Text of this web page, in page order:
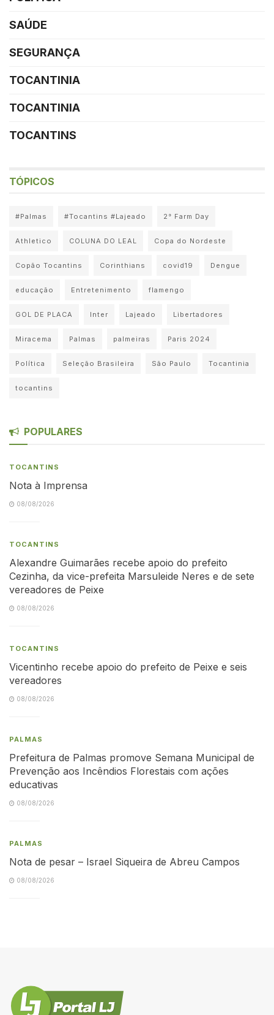
SAÚDE
SEGURANÇA
TOCANTINIA
TOCANTINIA
TOCANTINS
TÓPICOS
#Palmas #Tocantins #Lajeado 2° Farm Day
Athletico COLUNA DO LEAL Copa do Nordeste
Copão Tocantins Corinthians covid19 Dengue
educação Entretenimento flamengo
GOL DE PLACA Inter Lajeado Libertadores
Miracema Palmas palmeiras Paris 2024
Política Seleção Brasileira São Paulo Tocantinia
tocantins
POPULARES
TOCANTINS
Nota à Imprensa
08/08/2026
TOCANTINS
Alexandre Guimarães recebe apoio do prefeito
Cezinha, da vice-prefeita Marsuleide Neres e de sete
vereadores de Peixe
08/08/2026
TOCANTINS
Vicentinho recebe apoio do prefeito de Peixe e seis
vereadores
08/08/2026
PALMAS
Prefeitura de Palmas promove Semana Municipal de
Prevenção aos Incêndios Florestais com ações
educativas
08/08/2026
PALMAS
Nota de pesar – Israel Siqueira de Abreu Campos
08/08/2026